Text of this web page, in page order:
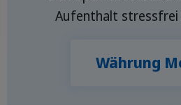
Aufenthalt stressfrei
Währung